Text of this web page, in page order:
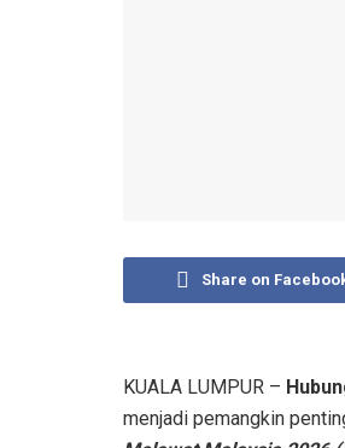
Share on
KUALA LUMPUR –
menjadi pemangkin